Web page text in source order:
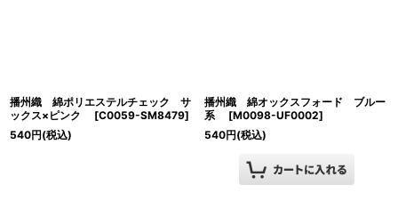
播州織 綿ポリエステルチェック サ
ックス×ピンク
[C0059-SM8479]
540円(税込)
播州織 綿オックスフォード ブルー
系
[M0098-UF0002]
540円(税込)